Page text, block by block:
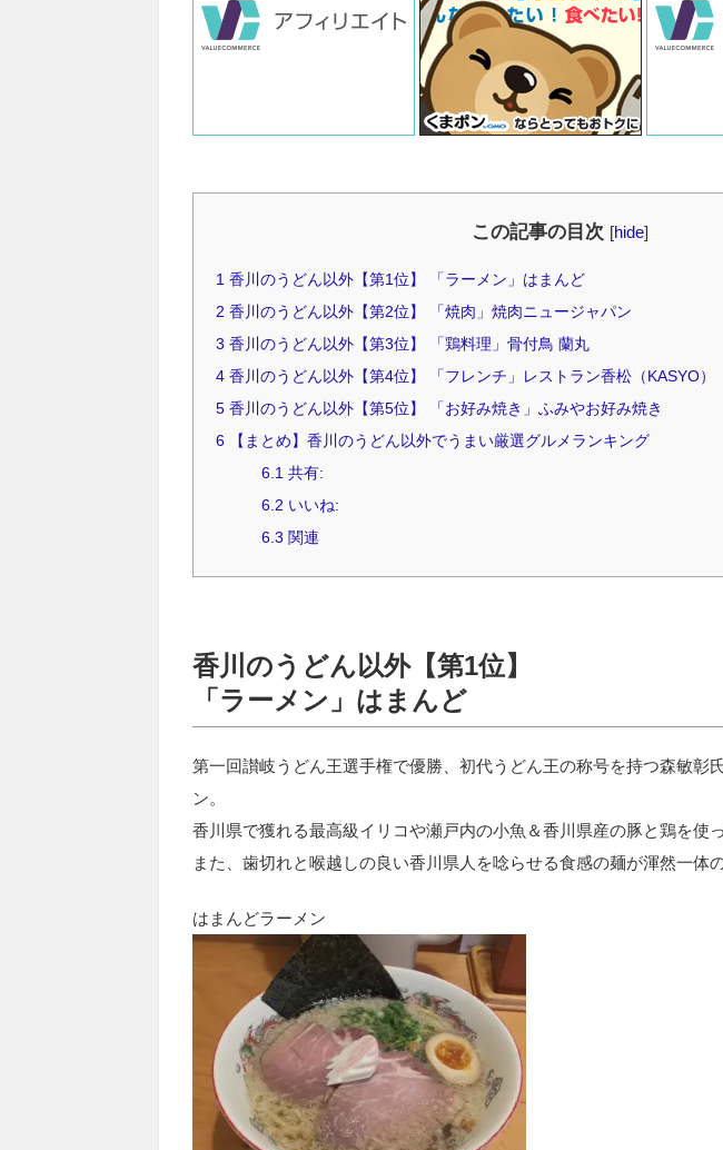
この記事の目次 [hide]
1 香川のうどん以外【第1位】 「ラーメン」はまんど
2 香川のうどん以外【第2位】 「焼肉」焼肉ニュージャパン
3 香川のうどん以外【第3位】 「鶏料理」骨付鳥 蘭丸
4 香川のうどん以外【第4位】 「フレンチ」レストラン香松（KASYO）
5 香川のうどん以外【第5位】 「お好み焼き」ふみやお好み焼き
6 【まとめ】香川のうどん以外でうまい厳選グルメランキング
6.1 共有:
6.2 いいね:
6.3 関連
香川のうどん以外【第1位】
「ラーメン」はまんど
第一回讃岐うどん王選手権で優勝、初代うどん王の称号を持つ森敏彰
ン。
香川県で獲れる最高級イリコや瀬戸内の小魚＆香川県産の豚と鶏を使
また、歯切れと喉越しの良い香川県人を唸らせる食感の麺が渾然一体
はまんどラーメン